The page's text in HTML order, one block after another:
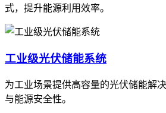
式，提升能源利用效率。
工业级光伏储能系统
为工业场景提供高容量的光伏储能解
与能源安全性。